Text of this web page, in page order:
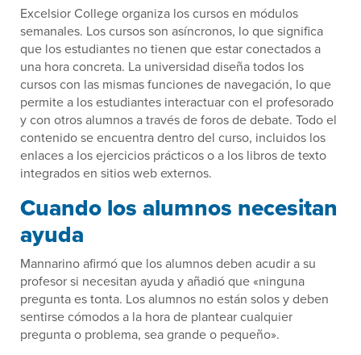
Excelsior College organiza los cursos en módulos
semanales. Los cursos son asíncronos, lo que significa
que los estudiantes no tienen que estar conectados a
una hora concreta. La universidad diseña todos los
cursos con las mismas funciones de navegación, lo que
permite a los estudiantes interactuar con el profesorado
y con otros alumnos a través de foros de debate. Todo el
contenido se encuentra dentro del curso, incluidos los
enlaces a los ejercicios prácticos o a los libros de texto
integrados en sitios web externos.
Cuando los alumnos necesitan
ayuda
Mannarino afirmó que los alumnos deben acudir a su
profesor si necesitan ayuda y añadió que «ninguna
pregunta es tonta. Los alumnos no están solos y deben
sentirse cómodos a la hora de plantear cualquier
pregunta o problema, sea grande o pequeño».